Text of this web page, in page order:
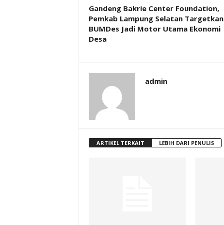
Gandeng Bakrie Center Foundation,
Pemkab Lampung Selatan Targetkan
BUMDes Jadi Motor Utama Ekonomi
Desa
admin
ARTIKEL TERKAIT LEBIH DARI PENULIS